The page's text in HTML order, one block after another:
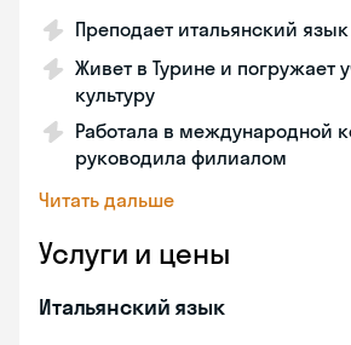
Преподает итальянский язык
Живет в Турине и погружает
культуру
Работала в международной
руководила филиалом
Читать дальше
Услуги и цены
Итальянский язык